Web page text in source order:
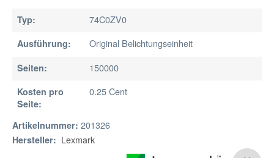
Typ: 74C0ZV0
Ausführung: Original Belichtungseinheit
Seiten: 150000
Kosten pro
Seite:
0.25 Cent
Artikelnummer: 201326
Hersteller: Lexmark